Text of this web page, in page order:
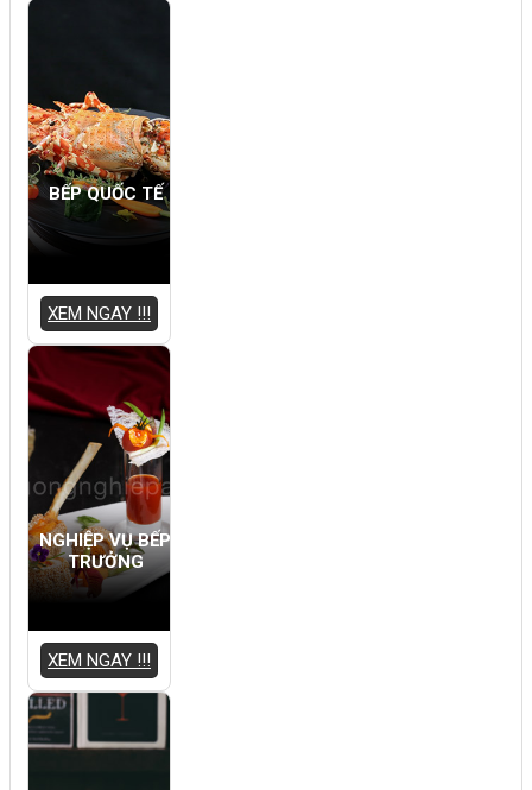
BẾP QUỐC TẾ
XEM NGAY !!!
NGHIỆP VỤ BẾP
TRƯỞNG
XEM NGAY !!!